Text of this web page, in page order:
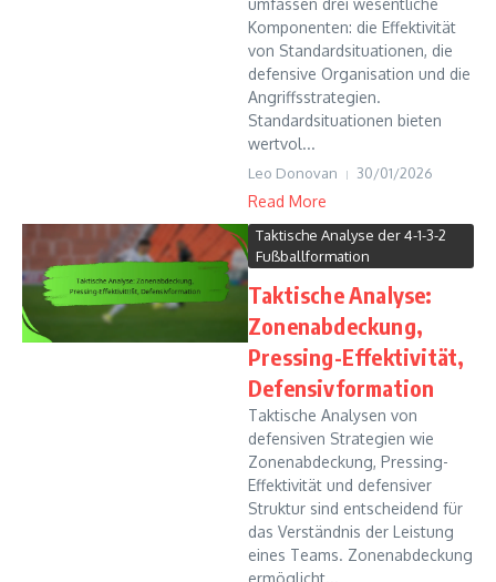
umfassen drei wesentliche
Komponenten: die Effektivität
von Standardsituationen, die
defensive Organisation und die
Angriffsstrategien.
Standardsituationen bieten
wertvol...
Leo Donovan 30/01/2026
Read More
Taktische Analyse der 4-1-3-2
Fußballformation
Taktische Analyse:
Zonenabdeckung,
Pressing-Effektivität,
Defensivformation
Taktische Analysen von
defensiven Strategien wie
Zonenabdeckung, Pressing-
Effektivität und defensiver
Struktur sind entscheidend für
das Verständnis der Leistung
eines Teams. Zonenabdeckung
ermöglicht...